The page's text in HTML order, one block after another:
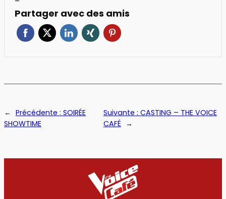
Partager avec des amis
← Précédente : SOIRÉE
SHOWTIME
Suivante : CASTING – THE VOICE
CAFÉ →